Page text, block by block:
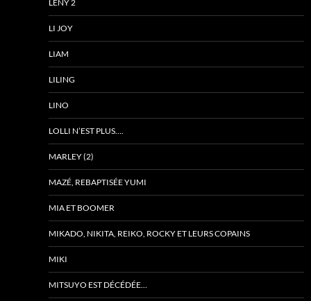
LENY 2
LI JOY
LIAM
LILING
LINO
LOLLI N’EST PLUS….
MARLEY (2)
MAZÉ, REBAPTISÉE YUMI
MIA ET BOOMER
MIKADO, NIKITA, REIKO, ROCKY ET LEURS COPAINS
MIKI
MITSUYO EST DÉCÉDÉE…